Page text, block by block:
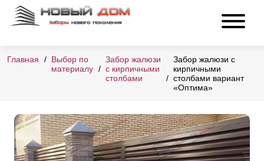
Главная
Выбор по
материалу
Забор жалюзи
с кирпичными
столбами
Забор жалюзи с
кирпичными
столбами вариант
«Оптима»